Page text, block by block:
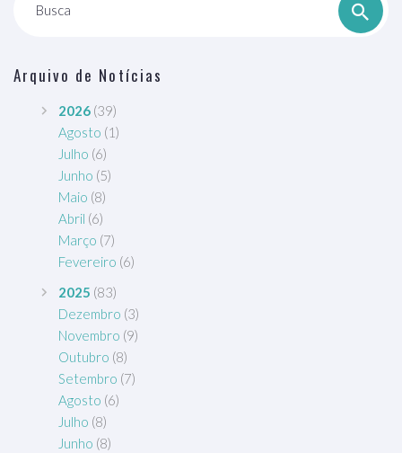
Busca
Arquivo de Notícias
2026 (39)
Agosto (1)
Julho (6)
Junho (5)
Maio (8)
Abril (6)
Março (7)
Fevereiro (6)
2025 (83)
Dezembro (3)
Novembro (9)
Outubro (8)
Setembro (7)
Agosto (6)
Julho (8)
Junho (8)